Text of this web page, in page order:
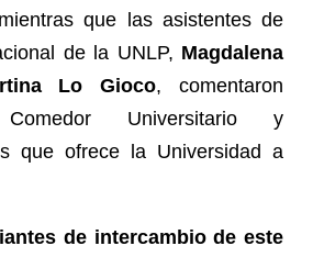
que las asistentes de
de la UNLP, Magdalena
Lo Gioco, comentaron
Universitario y
que ofrece la Universidad a
de intercambio de este